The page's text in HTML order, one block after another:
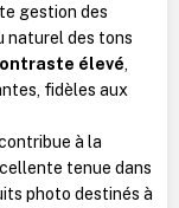
gestion des
naturel des tons
élevé,
fidèles aux
à la
tenue dans
photo destinés à